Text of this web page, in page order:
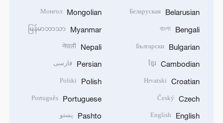
Belarusian
Беларуская
Bengali
বাংলা
Bulgarian
Български
Cambodian
ខ្មែរ
Croatian
Hrvatski
Czech
Český
English
English
Mongolian
Монгол
Myanmar
မြန်မာဘာသာ
Nepali
नेपाली
Persian فارسی
Polish
Polski
Portuguese
Português
Pashto پښتو